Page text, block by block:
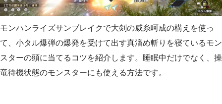
モンハンライズサンブレイクで大剣の威糸呵成の構えを使っ
て、小タル爆弾の爆発を受けて出す真溜め斬りを寝ているモン
スターの頭に当てるコツを紹介します。睡眠中だけでなく、操
竜待機状態のモンスターにも使える方法です。